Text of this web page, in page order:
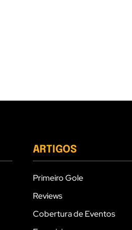
ARTIGOS
Primeiro Gole
Reviews
Cobertura de Eventos